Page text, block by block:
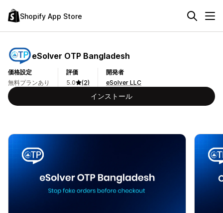
Shopify App Store
eSolver OTP Bangladesh
価格設定
無料プランあり
評価
5.0
(2)
開発者
eSolver LLC
インストール